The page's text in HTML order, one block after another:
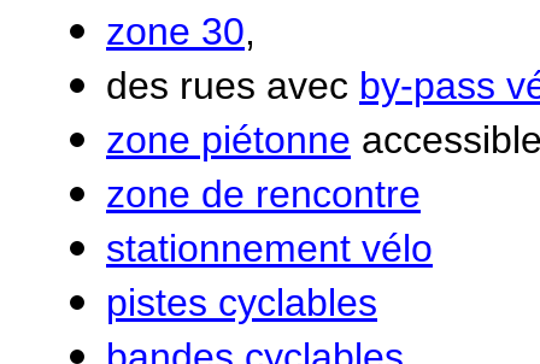
zone 30,
des rues avec by-pass
zone piétonne
zone de rencontre
stationnement vélo
pistes cyclables